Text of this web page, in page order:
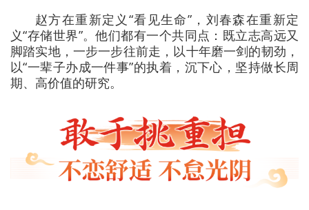
赵方在重新定义“看见生命”，刘春森在重新定
义“存储世界”。他们都有一个共同点：既立志高远又
脚踏实地，一步一步往前走，以十年磨一剑的韧劲，
以“一辈子办成一件事”的执着，沉下心，坚持做长周
期、高价值的研究。